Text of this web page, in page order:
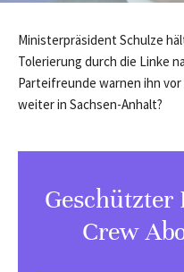
Ministerpräsident Schulze
Tolerierung durch die Linke
Parteifreunde warnen ihn
weiter in Sachsen-Anhalt?
Crew